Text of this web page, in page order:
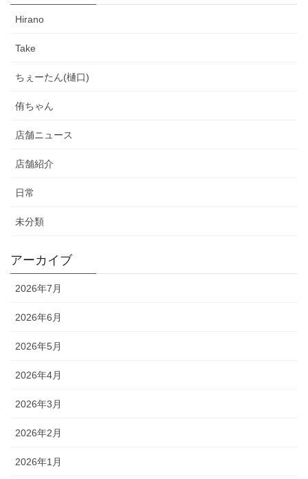
Hirano
Take
ちぇーたん(樋口)
侑ちゃん
店舗ニュース
店舗紹介
日常
未分類
アーカイブ
2026年7月
2026年6月
2026年5月
2026年4月
2026年3月
2026年2月
2026年1月